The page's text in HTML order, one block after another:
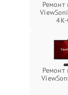
Ремонт
4K-
Ремонт